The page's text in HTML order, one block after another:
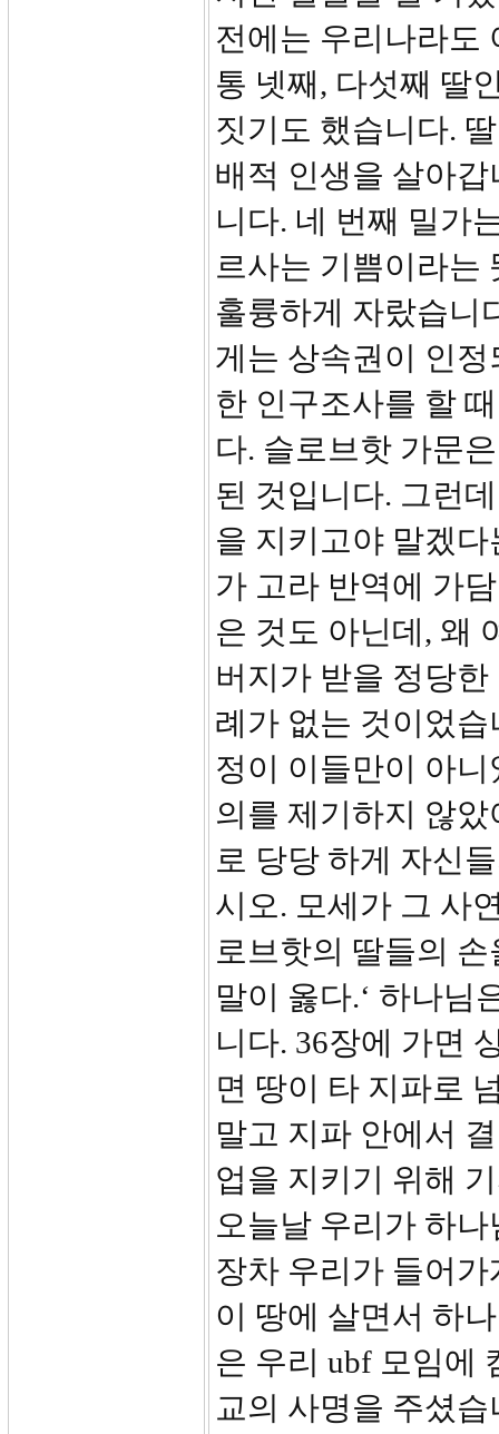
전에는 우리나라도
통 넷째, 다섯째 딸
짓기도 했습니다.
배적 인생을 살아
니다. 네 번째 밀가
르사는 기쁨이라는
훌륭하게 자랐습니
게는 상속권이 인
한 인구조사를 할
다. 슬로브핫 가문
된 것입니다. 그런
을 지키고야 말겠
가 고라 반역에 가
은 것도 아닌데, 왜
버지가 받을 정당
례가 없는 것이었
정이 이들만이 아
의를 제기하지 않
로 당당 하게 자신
시오. 모세가 그 사
로브핫의 딸들의
말이 옳다.‘ 하나님
니다. 36장에 가면
면 땅이 타 지파로
말고 지파 안에서
업을 지키기 위해
오늘날 우리가 하
장차 우리가 들어
이 땅에 살면서 하
은 우리 ubf 모임에
교의 사명을 주셨